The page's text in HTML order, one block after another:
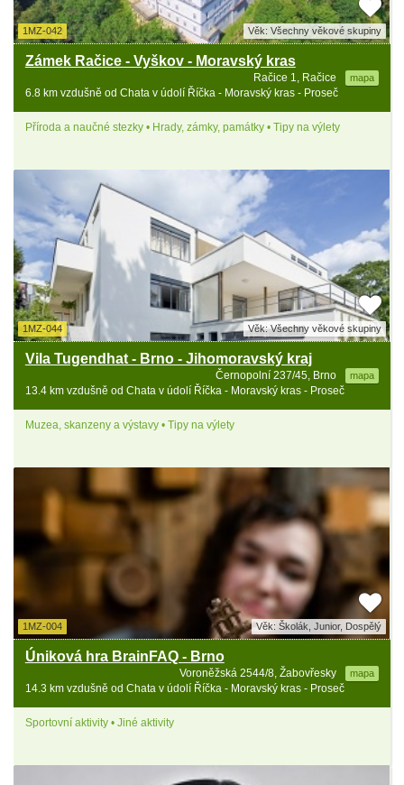
1MZ-042 Věk: Všechny věkové skupiny
Zámek Račice - Vyškov - Moravský kras
Račice 1, Račice mapa
6.8 km vzdušně od Chata v údolí Říčka - Moravský kras - Proseč
Příroda a naučné stezky • Hrady, zámky, památky • Tipy na výlety
1MZ-044 Věk: Všechny věkové skupiny
Vila Tugendhat - Brno - Jihomoravský kraj
Černopolní 237/45, Brno mapa
13.4 km vzdušně od Chata v údolí Říčka - Moravský kras - Proseč
Muzea, skanzeny a výstavy • Tipy na výlety
1MZ-004 Věk: Školák, Junior, Dospělý
Úniková hra BrainFAQ - Brno
Voroněžská 2544/8, Žabovřesky mapa
14.3 km vzdušně od Chata v údolí Říčka - Moravský kras - Proseč
Sportovní aktivity • Jiné aktivity